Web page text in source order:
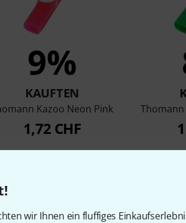
wir Ihnen ein fluffiges
9%
KAUFTEN
Kazoo Neon Pink
1,72 CHF
Thomann